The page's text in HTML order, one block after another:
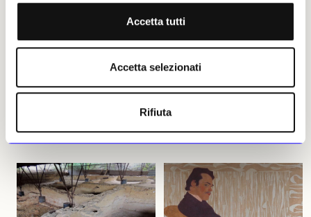
Accetta tutti
Accetta selezionati
Rifiuta
teatrale, nell’Italia centrale,
Roberto Mercuzio
perimetro di un’abitazione
attorno al 1350. Le indagini
hanno però evidenziato livelli
più antichi, risalenti al
Duecento e all’età giudicale
Roberto Mercuzio